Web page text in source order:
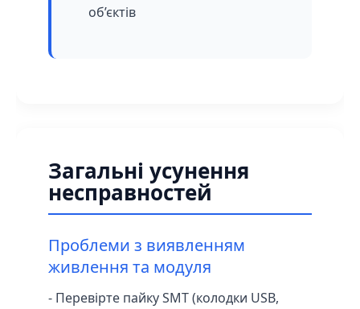
об’єктів
Загальні усунення
несправностей
Проблеми з виявленням
живлення та модуля
- Перевірте пайку SMT (колодки USB,